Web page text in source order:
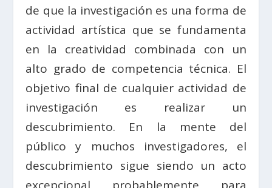
de que la investigación es una forma de
actividad artística que se fundamenta
en la creatividad combinada con un
alto grado de competencia técnica. El
objetivo final de cualquier actividad de
investigación es realizar un
descubrimiento. En la mente del
público y muchos investigadores, el
descubrimiento sigue siendo un acto